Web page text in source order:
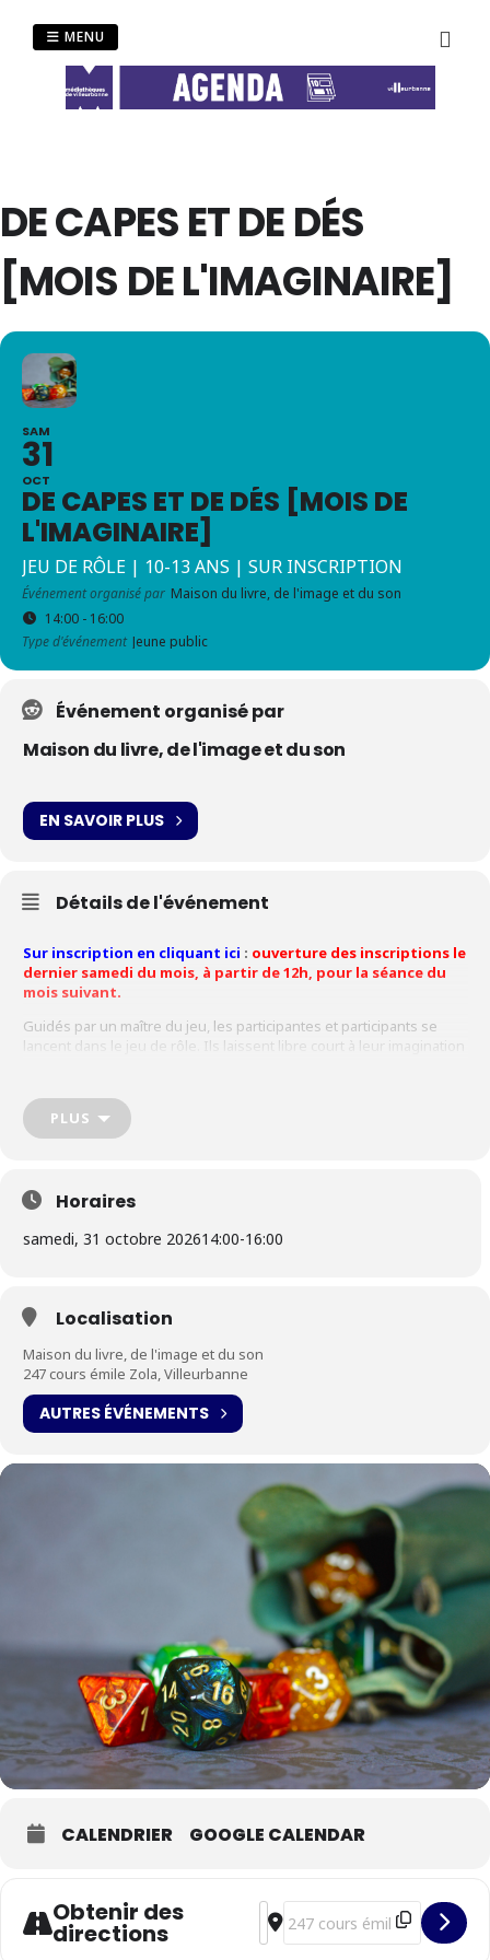
MENU
DE CAPES ET DE DÉS
[MOIS DE L'IMAGINAIRE]
SAM
31
OCT
DE CAPES ET DE DÉS [MOIS DE
L'IMAGINAIRE]
JEU DE RÔLE | 10-13 ANS | SUR INSCRIPTION
Événement organisé par Maison du livre, de l'image et du son
14:00 - 16:00
Type d'événement Jeune public
Événement organisé par
Maison du livre, de l'image et du son
EN SAVOIR PLUS
Détails de l'événement
Sur inscription en cliquant ici : ouverture des inscriptions le
dernier samedi du mois, à partir de 12h, pour la séance du
mois suivant.
Guidés par un maître du jeu, les participantes et participants se
lancent dans le jeu de rôle. Ils laissent libre court à leur imagination
Avec l’intervention de l’association
PLUS
Horaires
samedi, 31 octobre 202614:00-16:00
Localisation
Maison du livre, de l'image et du son
247 cours émile Zola, Villeurbanne
AUTRES ÉVÉNEMENTS
CALENDRIER GOOGLE CALENDAR
Obtenir des
directions
Address - De capes et de dés
Destination Address - De